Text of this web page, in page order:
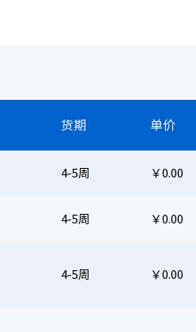
货期 单价
4-5周 ￥0.00
4-5周 ￥0.00
4-5周 ￥0.00